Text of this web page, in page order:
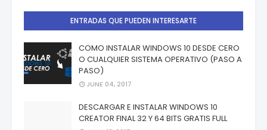
ENTRADAS QUE PUEDEN INTERESARTE
COMO INSTALAR WINDOWS 10 DESDE CERO
O CUALQUIER SISTEMA OPERATIVO (PASO A
PASO)
JUNE 04, 2017
DESCARGAR E INSTALAR WINDOWS 10
CREATOR FINAL 32 Y 64 BITS GRATIS FULL